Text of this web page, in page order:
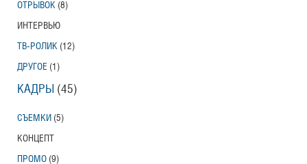
ОТРЫВОК (8)
ИНТЕРВЬЮ
ТВ-РОЛИК (12)
ДРУГОЕ (1)
КАДРЫ (45)
СЪЕМКИ (5)
КОНЦЕПТ
ПРОМО (9)